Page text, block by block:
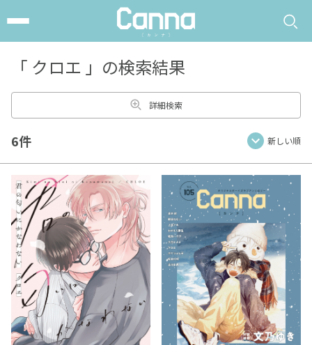
「 クロエ 」の検索結果
詳細検索
6件 新しい順